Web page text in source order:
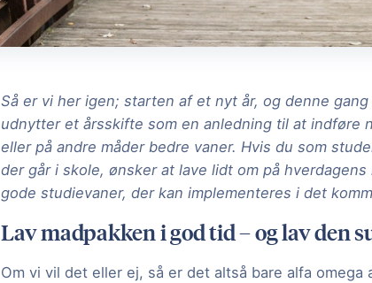
Så er vi her igen; starten af et nyt år, og denne
udnytter et årsskifte som en anledning til at indføre
eller på andre måder bedre vaner. Hvis du som
der går i skole, ønsker at lave lidt om på
gode studievaner, der kan implementeres i det
Lav madpakken i god tid – og lav den
Om vi vil det eller ej, så er det altså bare alfa